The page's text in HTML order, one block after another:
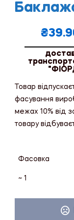
₴
Товар
фасування
межах 10% від
товару
Фасовка
~ 1